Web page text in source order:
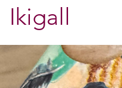
Ikigall